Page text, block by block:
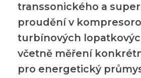
transsonického a
proudění v
turbínových
včetně měření
pro energetický